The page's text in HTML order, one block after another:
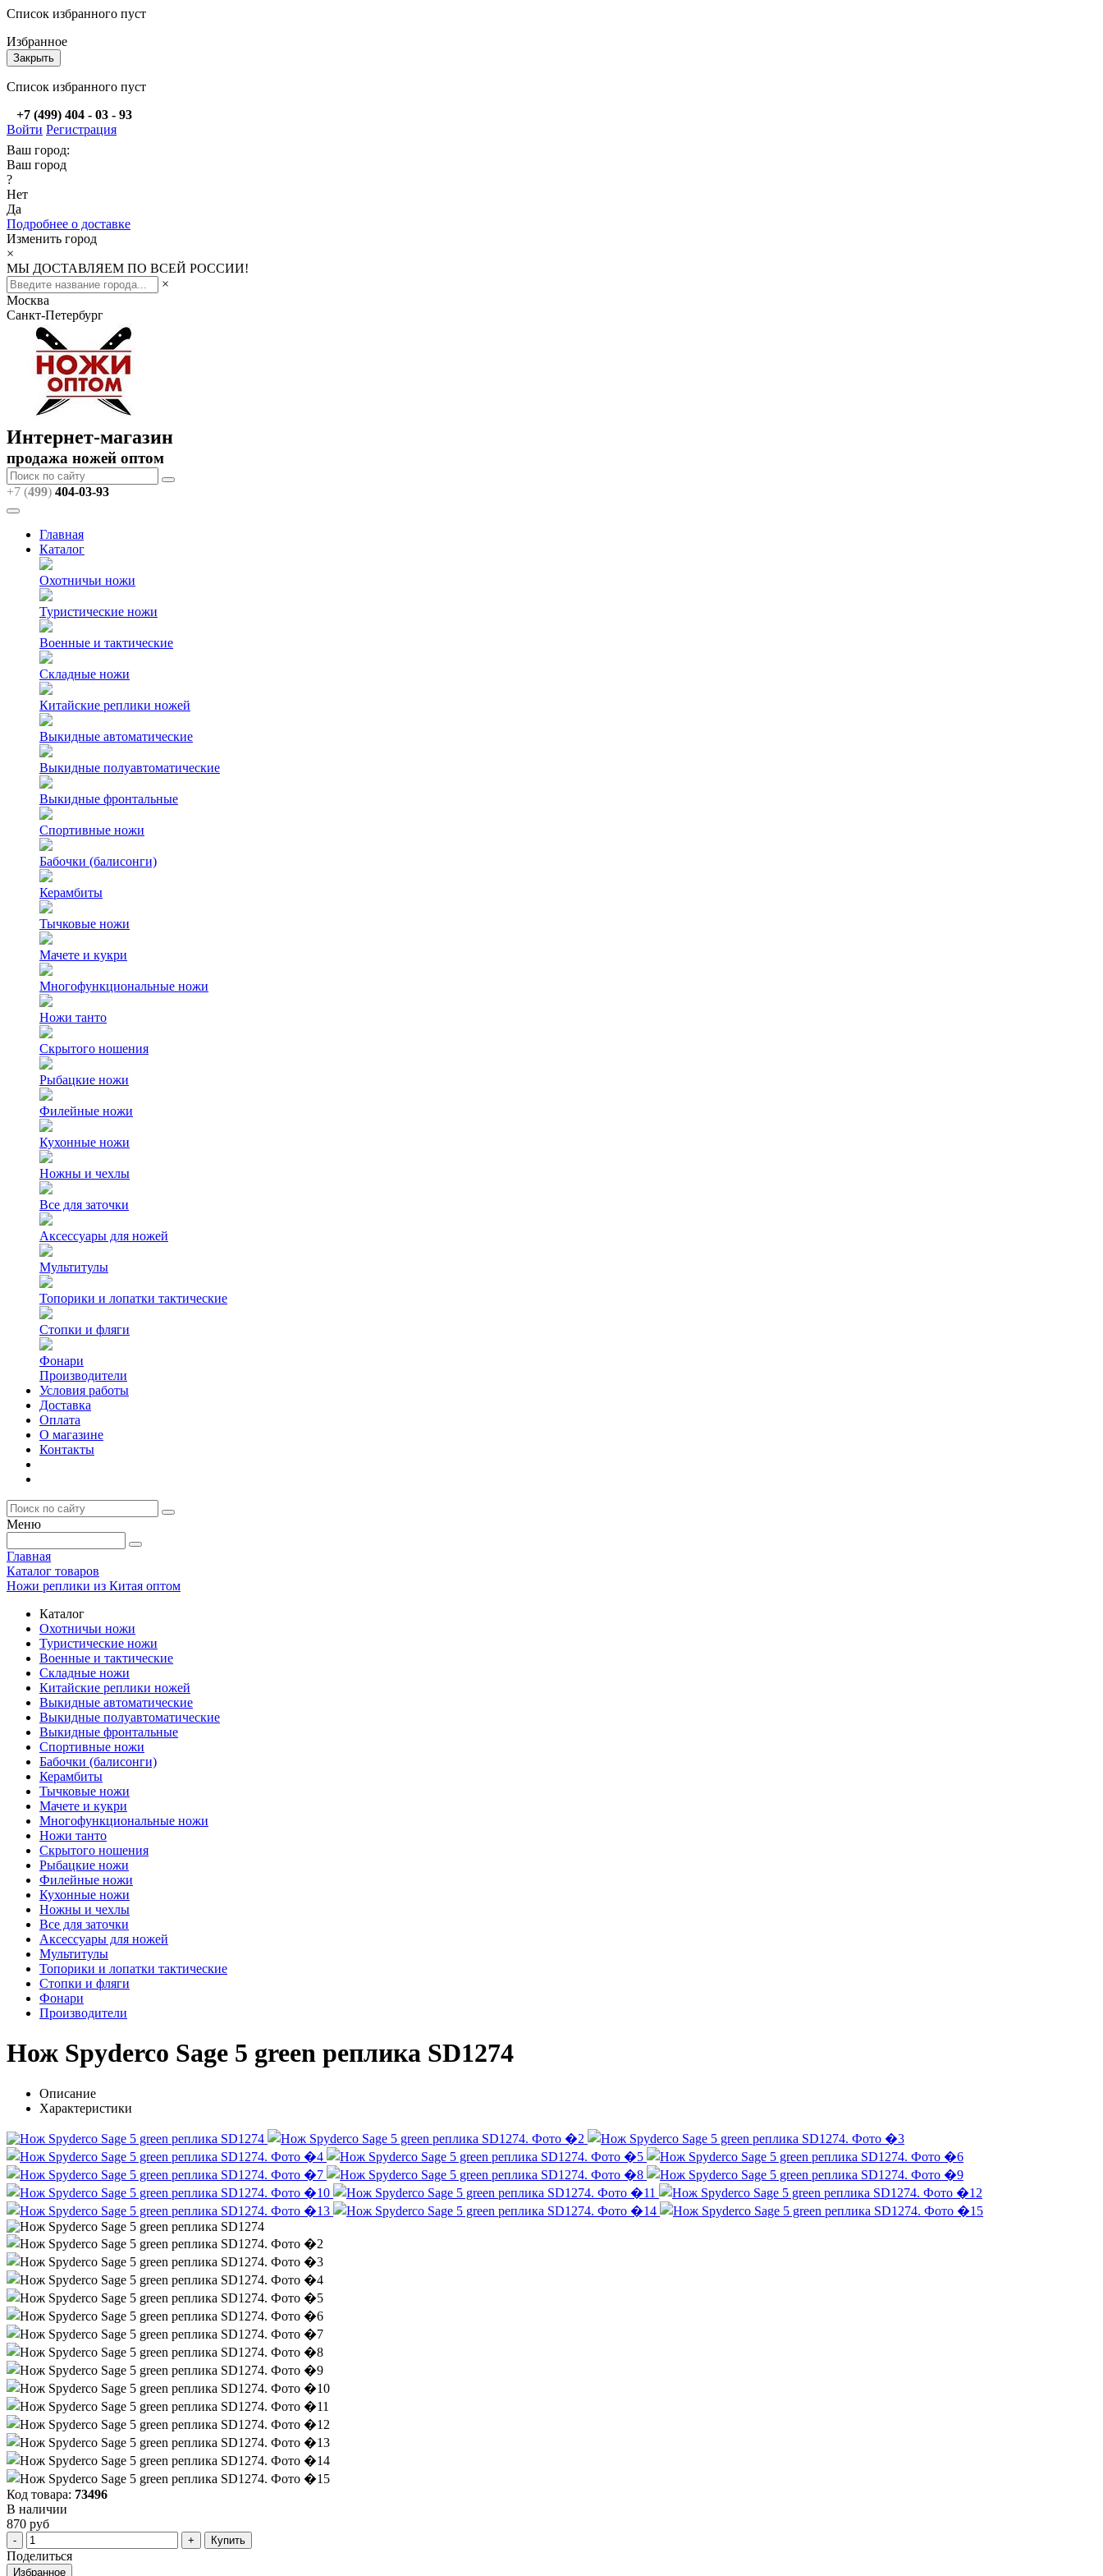
Список избранного пуст
Избранное
Закрыть
Список избранного пуст
+7 (499) 404 - 03 - 93
Войти Регистрация
Ваш город:
Ваш город
?
Нет
Да
Подробнее о доставке
Изменить город
×
МЫ ДОСТАВЛЯЕМ ПО ВСЕЙ РОССИИ!
×
Москва
Санкт-Петербург
Интернет-магазин
продажа ножей оптом
+7 (499) 404-03-93
Главная
Каталог
Охотничьи ножи
Туристические ножи
Военные и тактические
Складные ножи
Китайские реплики ножей
Выкидные автоматические
Выкидные полуавтоматические
Выкидные фронтальные
Спортивные ножи
Бабочки (балисонги)
Керамбиты
Тычковые ножи
Мачете и кукри
Многофункциональные ножи
Ножи танто
Скрытого ношения
Рыбацкие ножи
Филейные ножи
Кухонные ножи
Ножны и чехлы
Все для заточки
Аксессуары для ножей
Мультитулы
Топорики и лопатки тактические
Стопки и фляги
Фонари
Производители
Условия работы
Доставка
Оплата
О магазине
Контакты
Меню
Главная
Каталог товаров
Ножи реплики из Китая оптом
Каталог
Охотничьи ножи
Туристические ножи
Военные и тактические
Складные ножи
Китайские реплики ножей
Выкидные автоматические
Выкидные полуавтоматические
Выкидные фронтальные
Спортивные ножи
Бабочки (балисонги)
Керамбиты
Тычковые ножи
Мачете и кукри
Многофункциональные ножи
Ножи танто
Скрытого ношения
Рыбацкие ножи
Филейные ножи
Кухонные ножи
Ножны и чехлы
Все для заточки
Аксессуары для ножей
Мультитулы
Топорики и лопатки тактические
Стопки и фляги
Фонари
Производители
Нож Spyderco Sage 5 green реплика SD1274
Описание
Характеристики
Код товара: 73496
В наличии
870 руб
Купить
Поделиться
Избранное